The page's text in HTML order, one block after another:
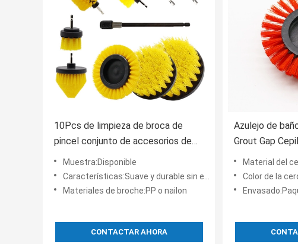
10Pcs de limpieza de broca de
pincel conjunto de accesorios de
pincel de la casa Kit de broca de
pincel para la cocina
Muestra:Disponible
Características:Suave y durable sin el rasguño
Materiales de broche:PP o nailon
CONTACTAR AHORA
Azulejo de
Grout Gap
Plastic Gap
Material del
Color de la
Envasado:Paquete